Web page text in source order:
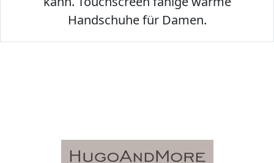
Handschuhe für Damen.